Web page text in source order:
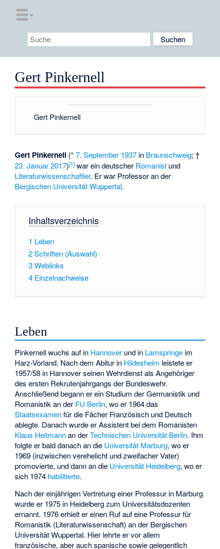
Gert Pinkernell
Gert Pinkernell
Gert Pinkernell (*7. September 1937 in Braunschweig; †
23. Januar 2017)[1] war ein deutscher Romanist und
Literaturwissenschaftler. Er war Professor an der
Bergischen Universität Wuppertal.
Inhaltsverzeichnis
1 Leben
2Schriften (Auswahl)
3Weblinks
4 Einzelnachweise
Leben
Pinkernell wuchs auf in Hannover und in Lamspringe im
Harz-Vorland. Nach dem Abitur in Hildesheim leistete er
1957/58 in Hannover seinen Wehrdienst als Angehöriger
des ersten Rekrutenjahrgangs der Bundeswehr.
Anschließend begann er ein Studium der Germanistik und
Romanistik an der FU Berlin, wo er 1964 das
Staatsexamenfür die Fächer Französisch und Deutsch
ablegte. Danach wurde er Assistent bei dem Romanisten
Klaus Heitmannan derTechnischen Universität Berlin. Ihm
folgte er bald danach an die Universität Marburg, wo er
1969 (inzwischen verehelicht und zweifacher Vater)
promovierte, und dann an die Universität Heidelberg, wo er
sich 1974 habilitierte.
Nach der einjährigen Vertretung einer Professur in Marburg
wurde er 1975 in Heidelberg zum Universitätsdozenten
ernannt. 1976 erhielt er einen Ruf auf eine Professur für
Romanistik (Literaturwissenschaft) an der Bergischen
Universität Wuppertal. Hier lehrte er vor allem
französische, aber auch spanische sowie gelegentlich